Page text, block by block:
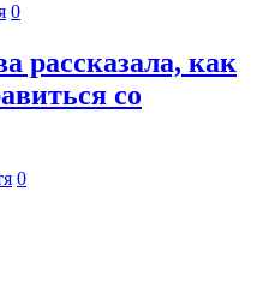
0
рассказала, как
со
0